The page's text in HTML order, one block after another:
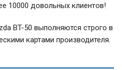
10000 довольных клиентов!
BT-50 выполняются строго в
картами производителя.